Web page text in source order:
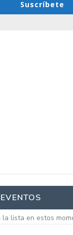
Suscríbete
lista en estos